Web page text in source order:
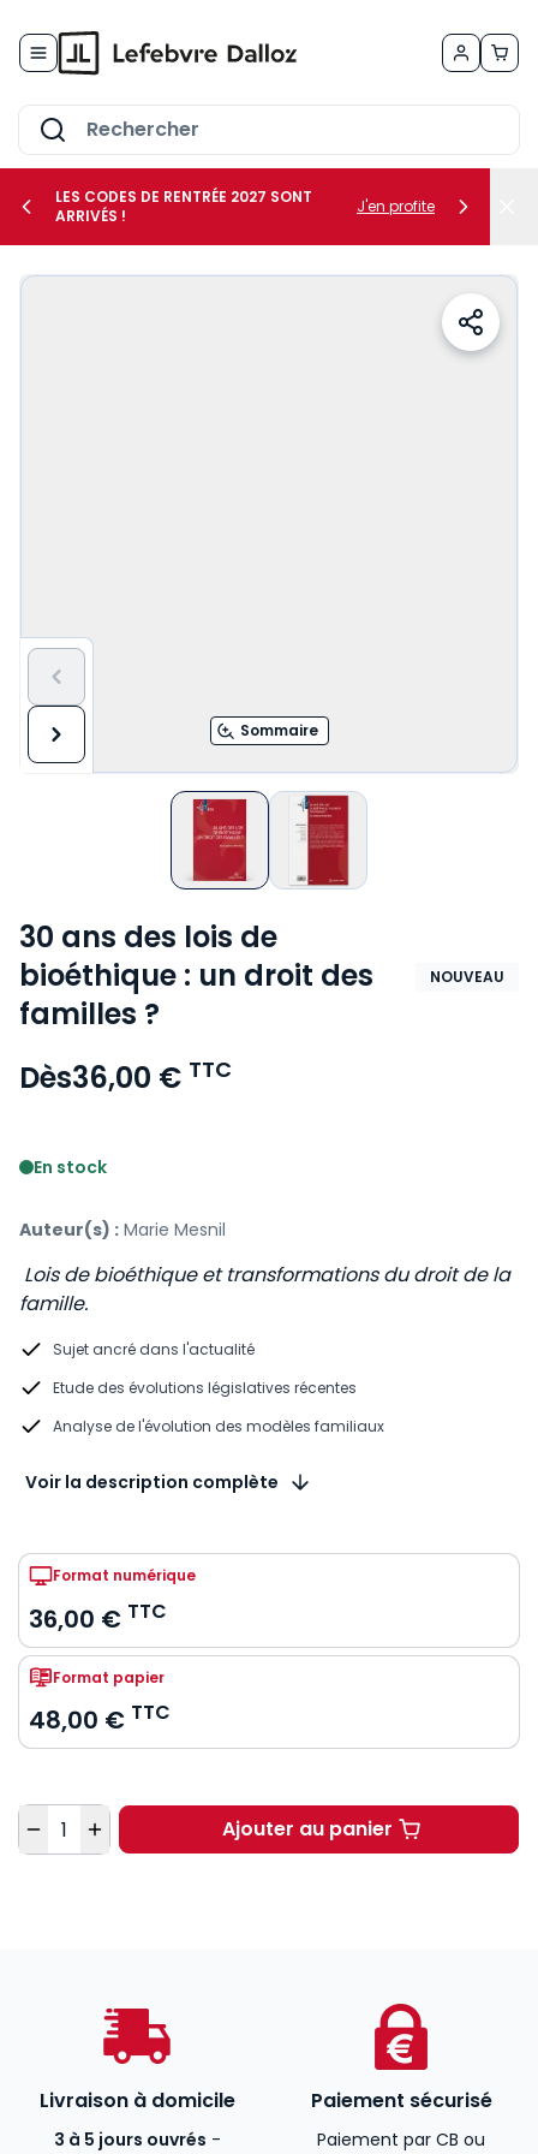
le sous-menu Vos métiers
LES CODES DE RENTRÉE 2027 SONT
ARRIVÉS !
J'en profite
Sommaire
30 ans des lois de
bioéthique : un droit des
familles ?
NOUVEAU
Dès36,00 € TTC
En stock
Auteur(s) : Marie Mesnil
Lois de bioéthique et transformations du droit de la
famille.
Sujet ancré dans l'actualité
Etude des évolutions législatives récentes
Analyse de l'évolution des modèles familiaux
Voir la description complète
Format numérique
36,00 € TTC
Format papier
48,00 € TTC
Quantité Ajouter au panier30 ans des lois de
Livraison à domicile
3 à 5 jours ouvrés -
Paiement sécurisé
Paiement par CB ou